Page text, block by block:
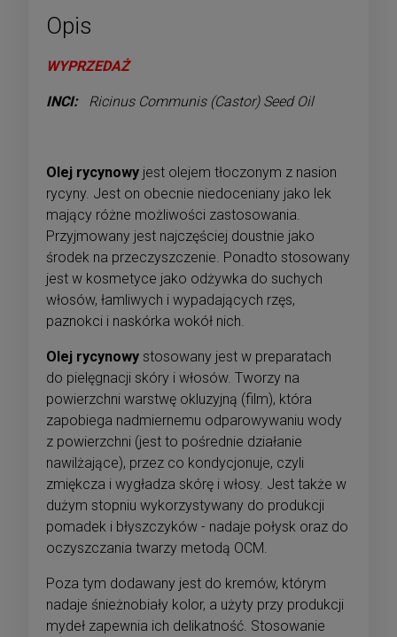
Opis
WYPRZEDAŻ
INCI: Ricinus Communis (Castor) Seed Oil
Olej rycynowy jest olejem tłoczonym z nasion
rycyny. Jest on obecnie niedoceniany jako lek
mający różne możliwości zastosowania.
Przyjmowany jest najczęściej doustnie jako
środek na przeczyszczenie. Ponadto stosowany
jest w kosmetyce jako odżywka do suchych
włosów, łamliwych i wypadających rzęs,
paznokci i naskórka wokół nich.
Olej rycynowy stosowany jest w preparatach
do pielęgnacji skóry i włosów. Tworzy na
powierzchni warstwę okluzyjną (film), która
zapobiega nadmiernemu odparowywaniu wody
z powierzchni (jest to pośrednie działanie
nawilżające), przez co kondycjonuje, czyli
zmiękcza i wygładza skórę i włosy. Jest także w
dużym stopniu wykorzystywany do produkcji
pomadek i błyszczyków - nadaje połysk oraz do
oczyszczania twarzy metodą OCM.
Poza tym dodawany jest do kremów, którym
nadaje śnieżnobiały kolor, a użyty przy produkcji
mydeł zapewnia ich delikatność. Stosowanie